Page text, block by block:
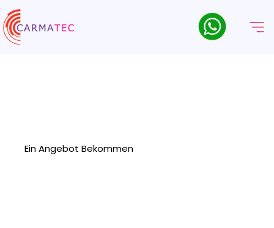
Ein Angebot Bekommen